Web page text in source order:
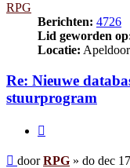
RPG
Berichten: 4726
Lid geworden
Locatie:
Re: Nieuwe
stuurprogram
Bericht
doorRPG » do dec